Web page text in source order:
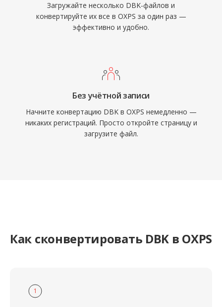
Загружайте несколько DBK-файлов и
конвертируйте их все в OXPS за один раз —
эффективно и удобно.
Без учётной записи
Начните конвертацию DBK в OXPS немедленно —
никаких регистраций. Просто откройте страницу и
загрузите файл.
Как сконвертировать DBK в OXPS
1